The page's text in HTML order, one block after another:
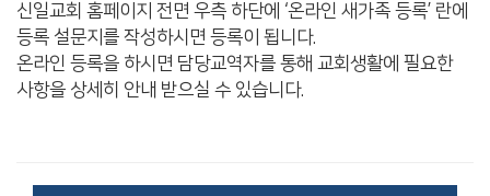
신일교회 홈페이지 전면 우측 하단에 ‘온라인 새가족 등록’ 란에
등록 설문지를 작성하시면 등록이 됩니다.
온라인 등록을 하시면 담당교역자를 통해 교회생활에 필요한
사항을 상세히 안내 받으실 수 있습니다.